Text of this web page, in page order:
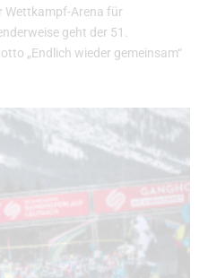
Wettkampf-Arena für
geht der 51.
„Endlich wieder gemeinsam“